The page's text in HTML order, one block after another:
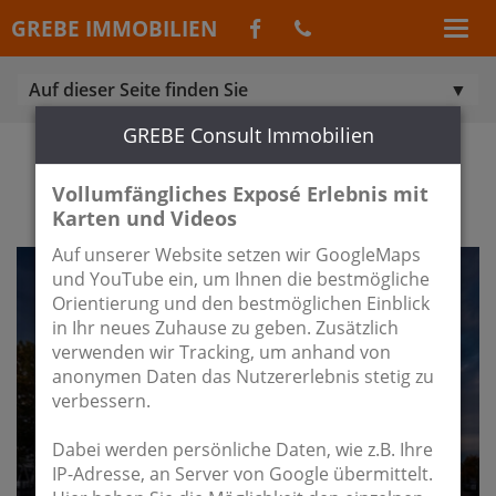
GREBE IMMOBILIEN
Auf dieser Seite finden Sie
GEWERBE ZUR MIETE IN
SCHÖNEFELD / WALTERSDORF
GREBE Consult Immobilien
Vollumfängliches Exposé Erlebnis mit
Karten und Videos
Auf unserer Website setzen wir GoogleMaps
und YouTube ein, um Ihnen die bestmögliche
Orientierung und den bestmöglichen Einblick
in Ihr neues Zuhause zu geben. Zusätzlich
verwenden wir Tracking, um anhand von
anonymen Daten das Nutzererlebnis stetig zu
verbessern.
Dabei werden persönliche Daten, wie z.B. Ihre
IP-Adresse, an Server von Google übermittelt.